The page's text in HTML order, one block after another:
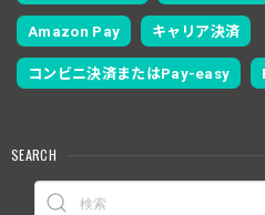
Amazon Pay キャリア決済
コンビニ決済またはPay-easy
SEARCH